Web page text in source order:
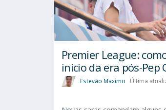
Premier League:
início da era pós-Pep
Estevão Maximo Última